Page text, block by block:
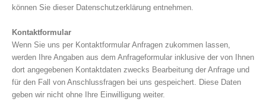
können Sie dieser Datenschutzerklärung entnehmen.
Kontaktformular
Wenn Sie uns per Kontaktformular Anfragen zukommen lassen,
werden Ihre Angaben aus dem Anfrageformular inklusive der von Ihnen
dort angegebenen Kontaktdaten zwecks Bearbeitung der Anfrage und
für den Fall von Anschlussfragen bei uns gespeichert. Diese Daten
geben wir nicht ohne Ihre Einwilligung weiter.